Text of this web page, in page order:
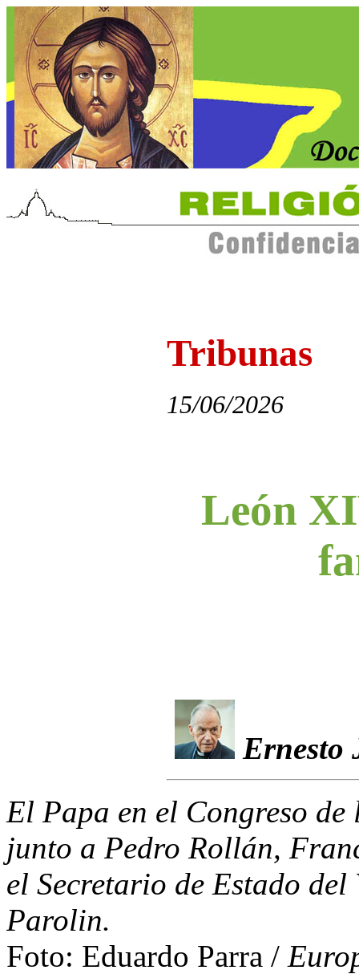
Tribunas
15/06/2026
León
Ernesto
El Papa en el Congreso
junto a Pedro Rollán,
el Secretario de Estado
Parolin.
Foto: Eduardo Parra /